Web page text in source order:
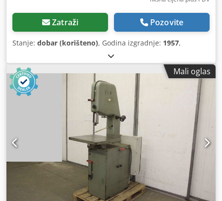
Zatraži Pozovite
Stanje: dobar (korišteno), Godina izgradnje: 1957,
Mali oglas